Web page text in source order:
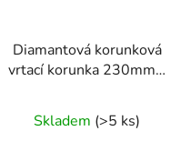
Diamantová korunková
vrtací korunka 230mm x
Skladem (>5 ks)